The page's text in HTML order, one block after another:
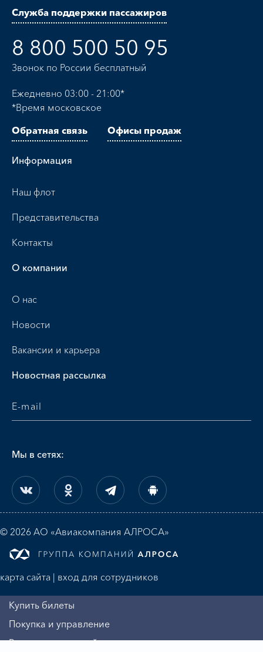
Служба поддержки пассажиров
8 800 500 50 95
Звонок по России бесплатный
Ежедневно 03:00 - 21:00*
*Время московское
Обратная связь
Офисы продаж
Информация
Наш флот
Представительства
Контакты
О компании
О нас
Новости
Вакансии и карьера
Новостная рассылка
Мы в сетях:
© 2026 АО «Авиакомпания АЛРОСА»
карта сайта | вход для сотрудников
Купить билеты
Покупка и управление
Регистрация на рейс